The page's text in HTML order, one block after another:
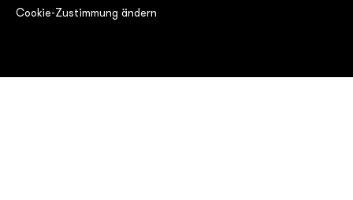
Cookie-Zustimmung ändern